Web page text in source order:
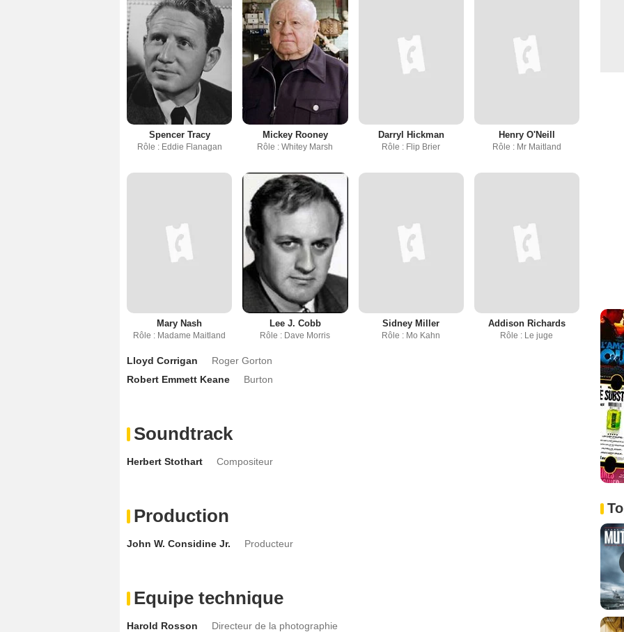
Spencer Tracy
Rôle : Eddie Flanagan
Mickey Rooney
Rôle : Whitey Marsh
Darryl Hickman
Rôle : Flip Brier
Henry O'Neill
Rôle : Mr Maitland
Mary Nash
Rôle : Madame Maitland
Lee J. Cobb
Rôle : Dave Morris
Sidney Miller
Rôle : Mo Kahn
Addison Richards
Rôle : Le juge
Lloyd Corrigan
Roger Gorton
Robert Emmett Keane
Burton
Soundtrack
Herbert Stothart Compositeur
Production
John W. Considine Jr. Producteur
Equipe technique
Harold Rosson
Directeur de la photographie